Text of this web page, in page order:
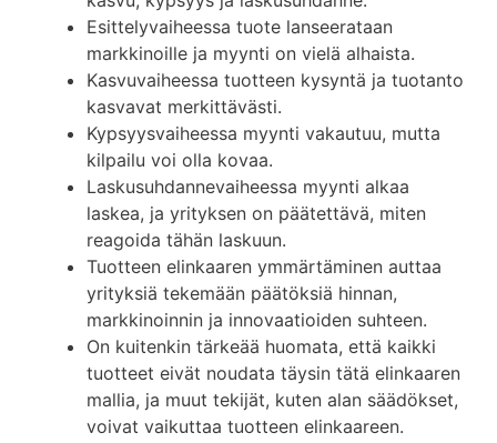
Esittelyvaiheessa tuote lanseerataan
markkinoille ja myynti on vielä alhaista.
Kasvuvaiheessa tuotteen kysyntä ja tuotanto
kasvavat merkittävästi.
Kypsyysvaiheessa myynti vakautuu, mutta
kilpailu voi olla kovaa.
Laskusuhdannevaiheessa myynti alkaa
laskea, ja yrityksen on päätettävä, miten
reagoida tähän laskuun.
Tuotteen elinkaaren ymmärtäminen auttaa
yrityksiä tekemään päätöksiä hinnan,
markkinoinnin ja innovaatioiden suhteen.
On kuitenkin tärkeää huomata, että kaikki
tuotteet eivät noudata täysin tätä elinkaaren
mallia, ja muut tekijät, kuten alan säädökset,
voivat vaikuttaa tuotteen elinkaareen.